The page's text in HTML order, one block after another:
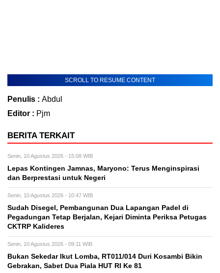
SCROLL TO RESUME CONTENT
Penulis : Abdul
Editor : Pjm
BERITA TERKAIT
Senin, 10 Agustus 2026 - 15:08 WIB
Lepas Kontingen Jamnas, Maryono: Terus Menginspirasi
dan Berprestasi untuk Negeri
Senin, 10 Agustus 2026 - 10:47 WIB
Sudah Disegel, Pembangunan Dua Lapangan Padel di
Pegadungan Tetap Berjalan, Kejari Diminta Periksa Petugas
CKTRP Kalideres
Senin, 10 Agustus 2026 - 09:11 WIB
Bukan Sekedar Ikut Lomba, RT011/014 Duri Kosambi Bikin
Gebrakan, Sabet Dua Piala HUT RI Ke 81